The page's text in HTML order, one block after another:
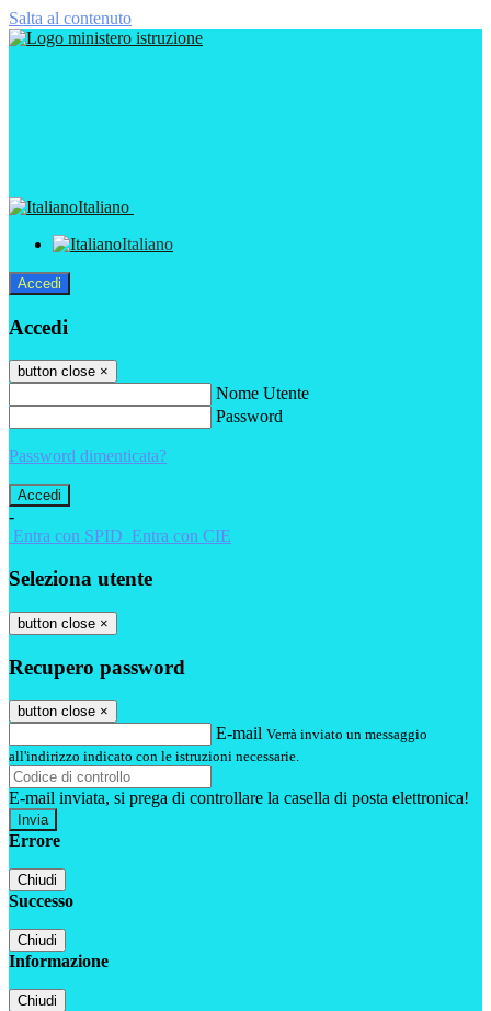
Salta al contenuto
Italiano
Italiano
Accedi
Accedi
button close ×
Nome Utente
Password
Password dimenticata?
-
Entra con SPID Entra con CIE
Seleziona utente
button close ×
Recupero password
button close ×
E-mail Verrà inviato un messaggio
all'indirizzo indicato con le istruzioni necessarie.
E-mail inviata, si prega di controllare la casella di posta elettronica!
Errore
Chiudi
Successo
Chiudi
Informazione
Chiudi